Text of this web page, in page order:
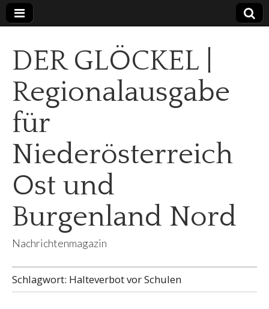
DER GLÖCKEL |
Regionalausgabe
für
Niederösterreich
Ost und
Burgenland Nord
Nachrichtenmagazin
Schlagwort: Halteverbot vor Schulen